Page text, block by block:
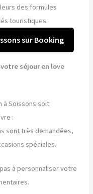
des formules
touristiques.
sur Booking
séjour en love
à Soissons soit
:
sont très demandées,
spéciales.
à personnaliser votre